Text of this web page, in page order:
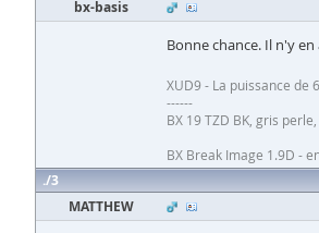
bx-basis
Bonne chance. Il n'y
XUD9 - La puissance de
------
BX 19 TZD BK, gris
BX Break Image 1.9D -
3
MATTHEW